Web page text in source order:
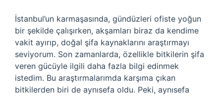
İstanbul’un karmaşasında, gündüzleri ofiste yoğun
bir şekilde çalışırken, akşamları biraz da kendime
vakit ayırıp, doğal şifa kaynaklarını araştırmayı
seviyorum. Son zamanlarda, özellikle bitkilerin şifa
veren gücüyle ilgili daha fazla bilgi edinmek
istedim. Bu araştırmalarımda karşıma çıkan
bitkilerden biri de aynısefa oldu. Peki, aynısefa